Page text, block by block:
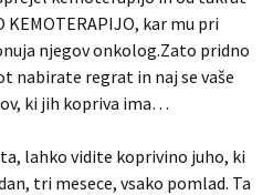
KEMOTERAPIJO, kar mu pri
njegov onkolog.Zato pridno
nabirate regrat in naj se vaše
ki jih kopriva ima…
lahko vidite koprivino juho, ki
tri mesece, vsako pomlad. Ta